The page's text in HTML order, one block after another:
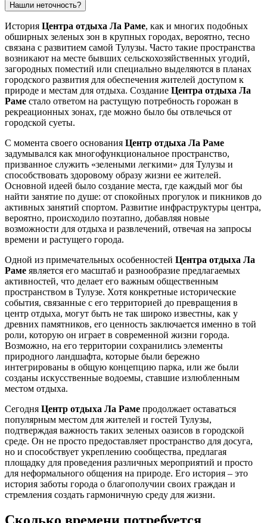
Нашли неточность?
История Центра отдыха Ла Раме, как и многих подобных
обширных зеленых зон в крупных городах, вероятно, тесно
связана с развитием самой Тулузы. Часто такие пространства
возникают на месте бывших сельскохозяйственных угодий,
загородных поместий или специально выделяются в планах
городского развития для обеспечения жителей доступом к
природе и местам для отдыха. Создание Центра отдыха Ла
Раме стало ответом на растущую потребность горожан в
рекреационных зонах, где можно было бы отвлечься от
городской суеты.
С момента своего основания Центр отдыха Ла Раме
задумывался как многофункциональное пространство,
призванное служить «зелеными легкими» для Тулузы и
способствовать здоровому образу жизни ее жителей.
Основной идеей было создание места, где каждый мог бы
найти занятие по душе: от спокойных прогулок и пикников до
активных занятий спортом. Развитие инфраструктуры центра,
вероятно, происходило поэтапно, добавляя новые
возможности для отдыха и развлечений, отвечая на запросы
времени и растущего города.
Одной из примечательных особенностей Центра отдыха Ла
Раме является его масштаб и разнообразие предлагаемых
активностей, что делает его важным общественным
пространством в Тулузе. Хотя конкретные исторические
события, связанные с его территорией до превращения в
центр отдыха, могут быть не так широко известны, как у
древних памятников, его ценность заключается именно в той
роли, которую он играет в современной жизни города.
Возможно, на его территории сохранились элементы
природного ландшафта, которые были бережно
интегрированы в общую концепцию парка, или же были
созданы искусственные водоемы, ставшие излюбленным
местом отдыха.
Сегодня Центр отдыха Ла Раме продолжает оставаться
популярным местом для жителей и гостей Тулузы,
подтверждая важность таких зеленых оазисов в городской
среде. Он не просто предоставляет пространство для досуга,
но и способствует укреплению сообщества, предлагая
площадку для проведения различных мероприятий и просто
для неформального общения на природе. Его история – это
история заботы города о благополучии своих граждан и
стремления создать гармоничную среду для жизни.